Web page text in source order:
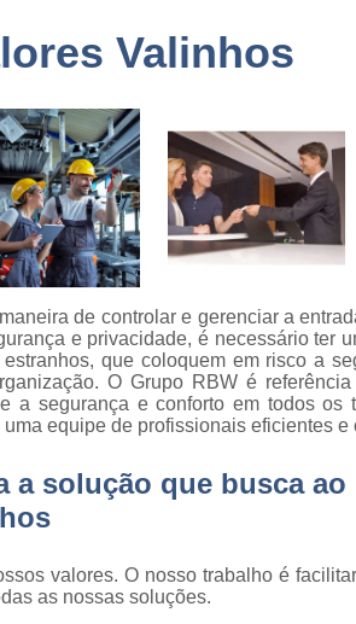
de
de
de
de
e
de
de
de
de
de
Valinhos
de controlar e gerenciar a
e privacidade, é necessário ter
que coloquem em risco a
O Grupo RBW é
a segurança e conforto em todos os
equipe de profissionais eficientes e
a solução que busca ao
valores. O nosso trabalho é
as nossas soluções.